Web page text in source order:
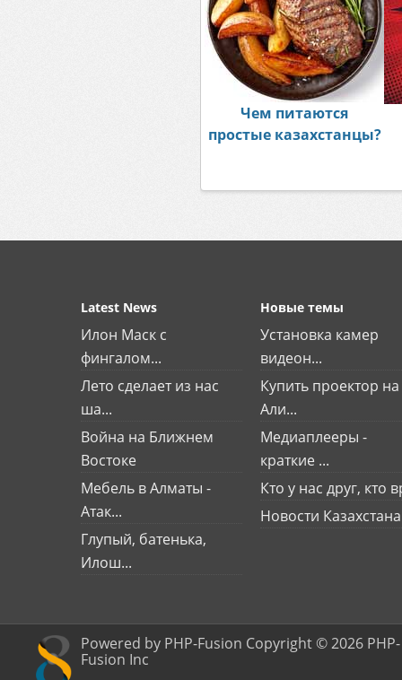
Чем питаются
простые казахстанцы?
Latest News
Илон Маск с
фингалом...
Лето сделает из нас
ша...
Война на Ближнем
Востоке
Мебель в Алматы -
Атак...
Глупый, батенька,
Илош...
Новые темы
Установка камер
видеон...
Купить проектор на
Али...
Медиаплееры -
краткие ...
Кто у нас друг, кто
Новости Казахстана
Powered by PHP-Fusion Copyright © 2026 PHP-
Fusion Inc